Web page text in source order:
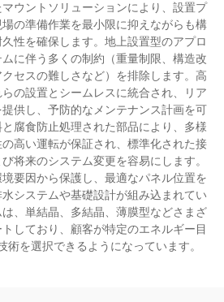
ウントソリューションにより、設置プ
の準備作業を最小限に抑えながらも構
性を確保します。地上設置型のアプロ
に伴う多くの制約（重量制限、構造改
セスの難しさなど）を排除します。高
の設置とシームレスに統合され、リア
供し、予防的なメンテナンス計画を可
腐食防止処理された部品により、多様
高い運転が保証され、標準化された接
将来のシステム変更を容易にします。
要因から保護し、最適なパネル位置を
システムや基礎設計が組み込まれてい
、単結晶、多結晶、薄膜型などさまざ
しており、顧客が特定のエネルギー目
術を選択できるようになっています。